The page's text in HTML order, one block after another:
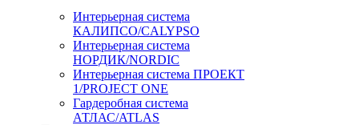
Интерьерная система
КАЛИПСО/CALYPSO
Интерьерная система
НОРДИК/NORDIC
Интерьерная система ПРОЕКТ
1/PROJECT ONE
Гардеробная система
АТЛАС/ATLAS